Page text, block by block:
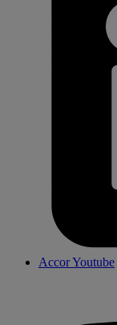
Accor Youtube